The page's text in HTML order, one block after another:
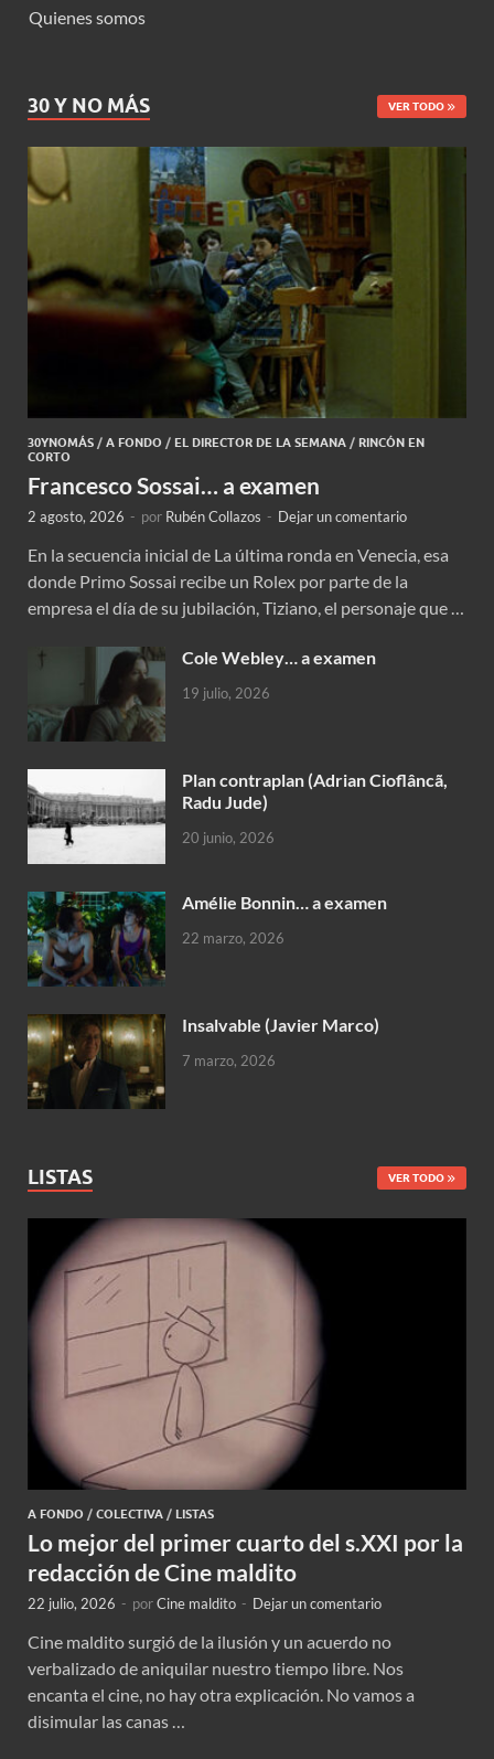
Quienes somos
30 Y NO MÁS VER TODO
30YNOMÁS / A FONDO / EL DIRECTOR DE LA SEMANA / RINCÓN EN
CORTO
Francesco Sossai… a examen
2 agosto, 2026 - por Rubén Collazos - Dejar un comentario
En la secuencia inicial de La última ronda en Venecia, esa
donde Primo Sossai recibe un Rolex por parte de la
empresa el día de su jubilación, Tiziano, el personaje que …
Cole Webley… a examen
19 julio, 2026
Plan contraplan (Adrian Cioflâncã,
Radu Jude)
20 junio, 2026
Amélie Bonnin… a examen
22 marzo, 2026
Insalvable (Javier Marco)
7 marzo, 2026
LISTAS VER TODO
A FONDO / COLECTIVA / LISTAS
Lo mejor del primer cuarto del s.XXI por la
redacción de Cine maldito
22 julio, 2026 - porCine maldito - Dejar un comentario
Cine maldito surgió de la ilusión y un acuerdo no
verbalizado de aniquilar nuestro tiempo libre. Nos
encanta el cine, no hay otra explicación. No vamos a
disimular las canas …